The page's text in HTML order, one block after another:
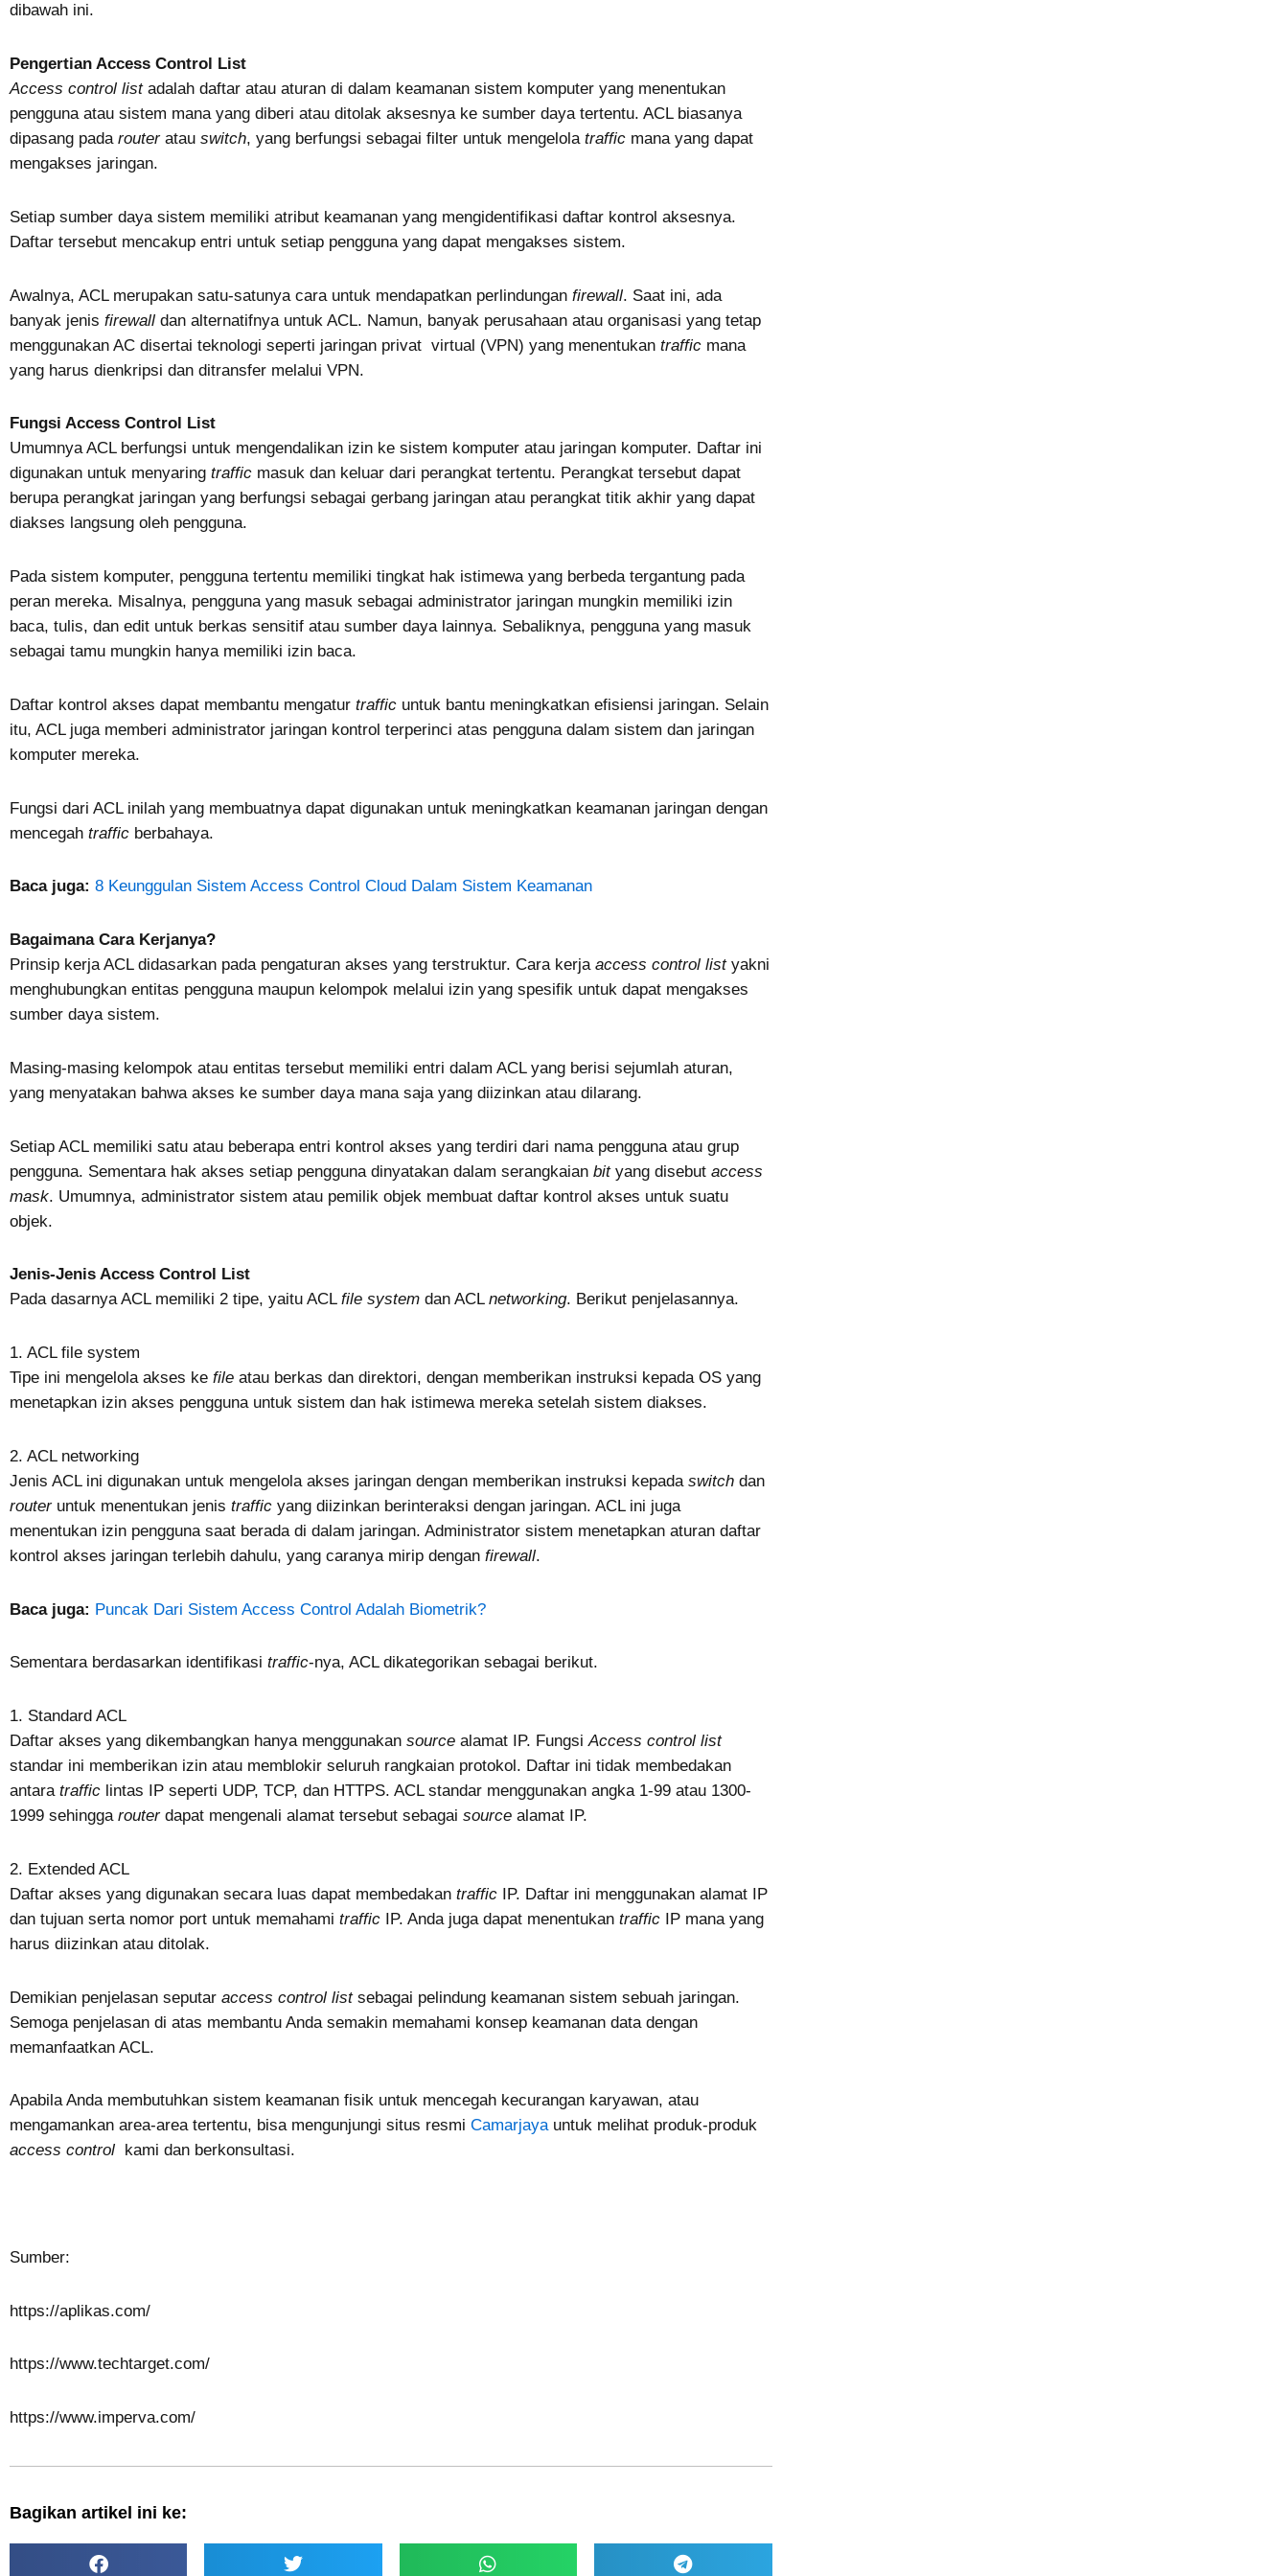
dibawah ini.
Pengertian Access Control List
Access control listadalah daftar atau aturan di dalam keamanan sistem komputer yang menentukan
pengguna atau sistem mana yang diberi atau ditolak aksesnya ke sumber daya tertentu. ACL biasanya
dipasang pada routeratau switch, yang berfungsi sebagai filter untuk mengelola traffic mana yang dapat
mengakses jaringan.
Setiap sumber daya sistem memiliki atribut keamanan yang mengidentifikasi daftar kontrol aksesnya.
Daftar tersebut mencakup entri untuk setiap pengguna yang dapat mengakses sistem.
Awalnya, ACL merupakan satu-satunya cara untuk mendapatkan perlindungan firewall. Saat ini, ada
banyak jenis firewall dan alternatifnya untuk ACL. Namun, banyak perusahaan atau organisasi yang tetap
menggunakan AC disertai teknologi seperti jaringan privat virtual (VPN) yang menentukan traffic mana
yang harus dienkripsi dan ditransfer melalui VPN.
Fungsi Access Control List
Umumnya ACL berfungsi untuk mengendalikan izin ke sistem komputer atau jaringan komputer. Daftar ini
digunakan untuk menyaring traffic masuk dan keluar dari perangkat tertentu. Perangkat tersebut dapat
berupa perangkat jaringan yang berfungsi sebagai gerbang jaringan atau perangkat titik akhir yang dapat
diakses langsung oleh pengguna.
Pada sistem komputer, pengguna tertentu memiliki tingkat hak istimewa yang berbeda tergantung pada
peran mereka. Misalnya, pengguna yang masuk sebagai administrator jaringan mungkin memiliki izin
baca, tulis, dan edit untuk berkas sensitif atau sumber daya lainnya. Sebaliknya, pengguna yang masuk
sebagai tamu mungkin hanya memiliki izin baca.
Daftar kontrol akses dapat membantu mengatur traffic untuk bantu meningkatkan efisiensi jaringan. Selain
itu, ACL juga memberi administrator jaringan kontrol terperinci atas pengguna dalam sistem dan jaringan
komputer mereka.
Fungsi dari ACL inilah yang membuatnya dapat digunakan untuk meningkatkan keamanan jaringan dengan
mencegah traffic berbahaya.
Baca juga: 8 Keunggulan Sistem Access Control Cloud Dalam Sistem Keamanan
Bagaimana Cara Kerjanya?
Prinsip kerja ACL didasarkan pada pengaturan akses yang terstruktur. Cara kerja access control listyakni
menghubungkan entitas pengguna maupun kelompok melalui izin yang spesifik untuk dapat mengakses
sumber daya sistem.
Masing-masing kelompok atau entitas tersebut memiliki entri dalam ACL yang berisi sejumlah aturan,
yang menyatakan bahwa akses ke sumber daya mana saja yang diizinkan atau dilarang.
Setiap ACL memiliki satu atau beberapa entri kontrol akses yang terdiri dari nama pengguna atau grup
pengguna. Sementara hak akses setiap pengguna dinyatakan dalam serangkaian bityang disebut access
mask. Umumnya, administrator sistem atau pemilik objek membuat daftar kontrol akses untuk suatu
objek.
Jenis-Jenis Access Control List
Pada dasarnya ACL memiliki 2 tipe, yaitu ACL file system dan ACL networking. Berikut penjelasannya.
1. ACL file system
Tipe ini mengelola akses ke file atau berkas dan direktori, dengan memberikan instruksi kepada OS yang
menetapkan izin akses pengguna untuk sistem dan hak istimewa mereka setelah sistem diakses.
2. ACL networking
Jenis ACL ini digunakan untuk mengelola akses jaringan dengan memberikan instruksi kepada switch dan
routeruntuk menentukan jenis traffic yang diizinkan berinteraksi dengan jaringan. ACL ini juga
menentukan izin pengguna saat berada di dalam jaringan. Administrator sistem menetapkan aturan daftar
kontrol akses jaringan terlebih dahulu, yang caranya mirip dengan firewall.
Baca juga: Puncak Dari Sistem Access Control Adalah Biometrik?
Sementara berdasarkan identifikasi traffic-nya, ACL dikategorikan sebagai berikut.
1. Standard ACL
Daftar akses yang dikembangkan hanya menggunakan source alamat IP. FungsiAccess control list
standar ini memberikan izin atau memblokir seluruh rangkaian protokol. Daftar ini tidak membedakan
antara traffic lintas IP seperti UDP, TCP, dan HTTPS. ACL standar menggunakan angka 1-99 atau 1300-
1999 sehingga routerdapat mengenali alamat tersebut sebagai source alamat IP.
2. Extended ACL
Daftar akses yang digunakan secara luas dapat membedakan traffic IP. Daftar ini menggunakan alamat IP
dan tujuan serta nomor port untuk memahami traffic IP. Anda juga dapat menentukan traffic IP mana yang
harus diizinkan atau ditolak.
Demikian penjelasan seputar access control listsebagai pelindung keamanan sistem sebuah jaringan.
Semoga penjelasan di atas membantu Anda semakin memahami konsep keamanan data dengan
memanfaatkan ACL.
Apabila Anda membutuhkan sistem keamanan fisik untuk mencegah kecurangan karyawan, atau
mengamankan area-area tertentu, bisa mengunjungi situs resmi Camarjayauntuk melihat produk-produk
access control kami dan berkonsultasi.
Sumber:
https://aplikas.com/
https://www.techtarget.com/
https://www.imperva.com/
Bagikan artikel ini ke: